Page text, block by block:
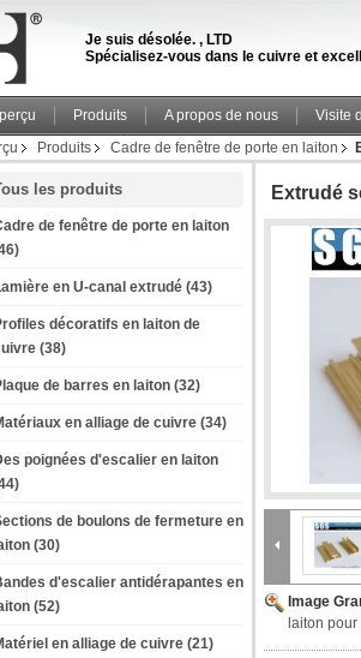
Je suis désolée. , LTD
Spécialisez-vous dans le cuivre et
Produits A propos de nous Visite
Produits Cadre de fenêtre de porte en laiton
les produits
de fenêtre de porte en laiton
en U-canal extrudé (43)
décoratifs en laiton de
(38)
de barres en laiton (32)
en alliage de cuivre (34)
poignées d'escalier en laiton
de boulons de fermeture en
(30)
d'escalier antidérapantes en
(52)
en alliage de cuivre (21)
Extrudé
Image
laiton